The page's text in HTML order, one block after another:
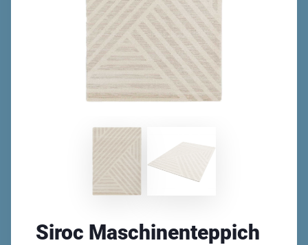
Siroc Maschinenteppich